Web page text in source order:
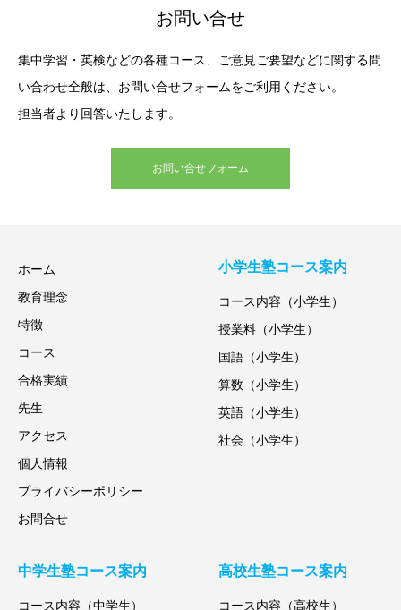
お問い合せ
集中学習・英検などの各種コース、ご意見ご要望などに関する問
い合わせ全般は、お問い合せフォームをご利用ください。
担当者より回答いたします。
お問い合せフォーム
ホーム
教育理念
特徴
コース
合格実績
先生
アクセス
個人情報
プライバシーポリシー
お問合せ
小学生塾コース案内
コース内容（小学生）
授業料（小学生）
国語（小学生）
算数（小学生）
英語（小学生）
社会（小学生）
中学生塾コース案内
コース内容（中学生）
高校生塾コース案内
コース内容（高校生）